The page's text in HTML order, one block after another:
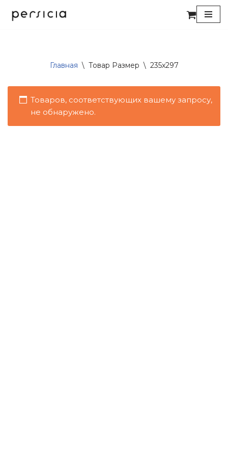
Главная \ Товар Размер \ 235x297
Товаров, соответствующих вашему запросу,
не обнаружено.